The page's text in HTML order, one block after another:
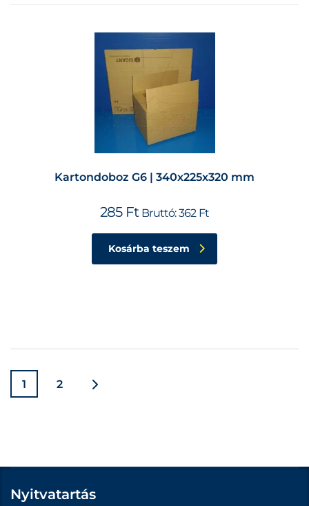
Kartondoboz G6 | 340x225x320 mm
285 Ft Bruttó:362 Ft
Kosárba teszem
1 2
Nyitvatartás